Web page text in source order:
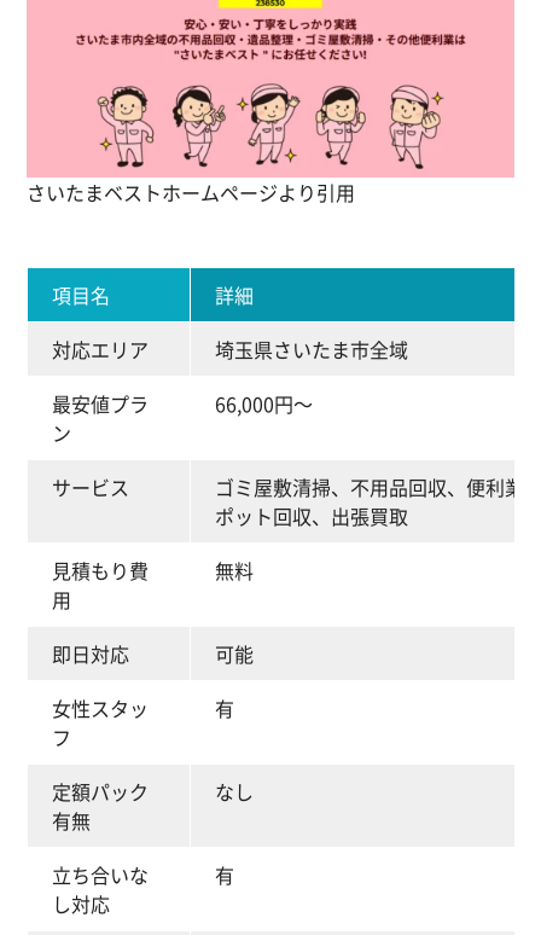
さいたまベストホームページより引用
項目名
詳細
対応エリア
埼玉県さいたま市全域
最安値プラ
ン
66,000円～
サービス
ゴミ屋敷清掃、不用品回収、便利業
ポット回収、出張買取
見積もり費
用
無料
即日対応
可能
女性スタッ
フ
有
定額パック
有無
なし
立ち合いな
し対応
有